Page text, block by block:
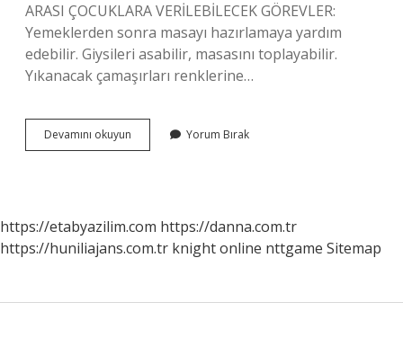
ARASI ÇOCUKLARA VERİLEBİLECEK GÖREVLER:
Yemeklerden sonra masayı hazırlamaya yardım
edebilir. Giysileri asabilir, masasını toplayabilir.
Yıkanacak çamaşırları renklerine…
Devamını okuyun
Yaşındaki
Yorum Bırak
https://etabyazilim.com https://danna.com.tr
https://huniliajans.com.tr knight online nttgame Sitemap